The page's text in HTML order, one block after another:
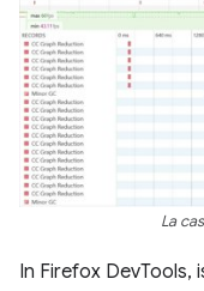
La
In Firefox DevTools,